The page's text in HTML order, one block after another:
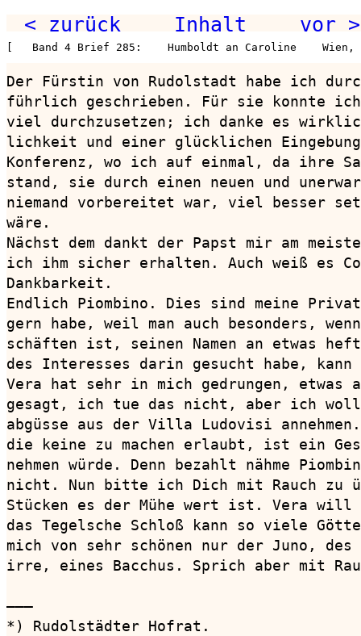
< zurück Inhalt vor >
[   Band 4 Brief 285:    Humboldt an Caroline
Der Fürstin von Rudolstadt habe ich
führlich geschrieben. Für sie konnte ich
viel durchzusetzen; ich danke es
lichkeit und einer glücklichen
Konferenz, wo ich auf einmal, da ihre
stand, sie durch einen neuen und
niemand vorbereitet war, viel besser
wäre.
Nächst dem dankt der Papst mir am
ich ihm sicher erhalten. Auch weiß es
Dankbarkeit.
Endlich Piombino. Dies sind meine
gern habe, weil man auch besonders,
schäften ist, seinen Namen an etwas
des Interesses darin gesucht habe, kann
Vera hat sehr in mich gedrungen, etwas
gesagt, ich tue das nicht, aber ich
abgüsse aus der Villa Ludovisi
die keine zu machen erlaubt, ist ein
nehmen würde. Denn bezahlt nähme
nicht. Nun bitte ich Dich mit Rauch zu
Stücken es der Mühe wert ist. Vera will
das Tegelsche Schloß kann so viele
mich von sehr schönen nur der Juno,
irre, eines Bacchus. Sprich aber mit
———
*) Rudolstädter Hofrat.